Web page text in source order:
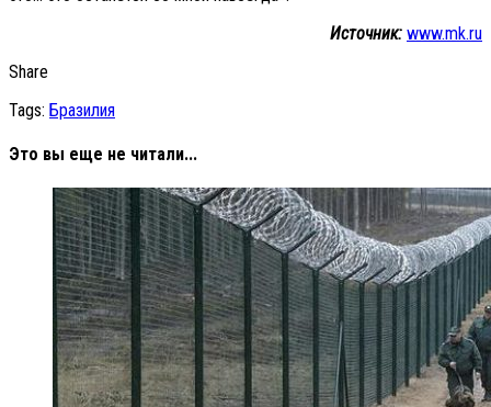
Источник: www.mk.ru
Share
Tags: Бразилия
Это вы еще не читали...